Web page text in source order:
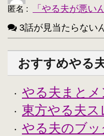
匿名 :
「やる夫が悪い
3話が見当たらない
おすすめやる
・ やる夫まとメ
・ 東方やる夫ス
・ やる夫のブ